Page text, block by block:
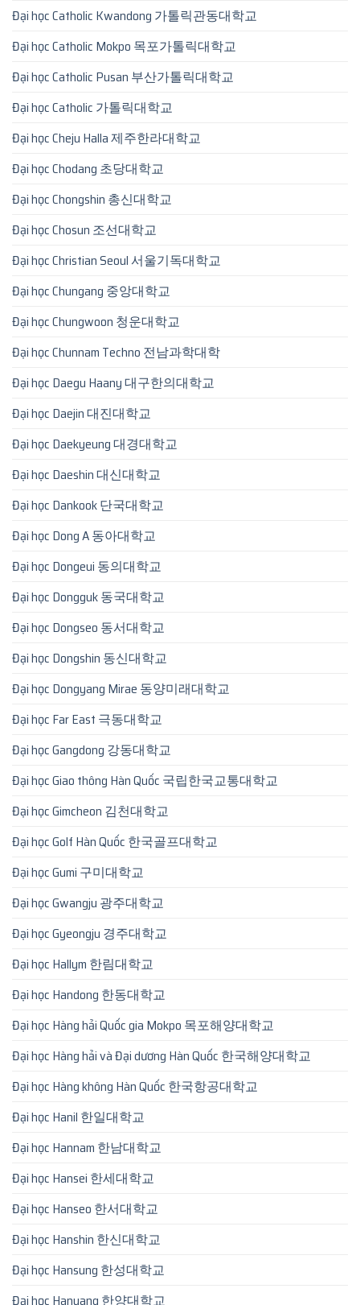
Đại học Catholic Kwandong 가톨릭관동대학교
Đại học Catholic Mokpo 목포가톨릭대학교
Đại học Catholic Pusan 부산가톨릭대학교
Đại học Catholic 가톨릭대학교
Đại học Cheju Halla 제주한라대학교
Đại học Chodang 초당대학교
Đại học Chongshin 총신대학교
Đại học Chosun 조선대학교
Đại học Christian Seoul 서울기독대학교
Đại học Chungang 중앙대학교
Đại học Chungwoon 청운대학교
Đại học Chunnam Techno 전남과학대학
Đại học Daegu Haany 대구한의대학교
Đại học Daejin 대진대학교
Đại học Daekyeung 대경대학교
Đại học Daeshin 대신대학교
Đại học Dankook 단국대학교
Đại học Dong A 동아대학교
Đại học Dongeui 동의대학교
Đại học Dongguk 동국대학교
Đại học Dongseo 동서대학교
Đại học Dongshin 동신대학교
Đại học Dongyang Mirae 동양미래대학교
Đại học Far East 극동대학교
Đại học Gangdong 강동대학교
Đại học Giao thông Hàn Quốc 국립한국교통대학교
Đại học Gimcheon 김천대학교
Đại học Golf Hàn Quốc 한국골프대학교
Đại học Gumi 구미대학교
Đại học Gwangju 광주대학교
Đại học Gyeongju 경주대학교
Đại học Hallym 한림대학교
Đại học Handong 한동대학교
Đại học Hàng hải Quốc gia Mokpo 목포해양대학교
Đại học Hàng hải và Đại dương Hàn Quốc 한국해양대학교
Đại học Hàng không Hàn Quốc 한국항공대학교
Đại học Hanil 한일대학교
Đại học Hannam 한남대학교
Đại học Hansei 한세대학교
Đại học Hanseo 한서대학교
Đại học Hanshin 한신대학교
Đại học Hansung 한성대학교
Đại học Hanyang 한양대학교